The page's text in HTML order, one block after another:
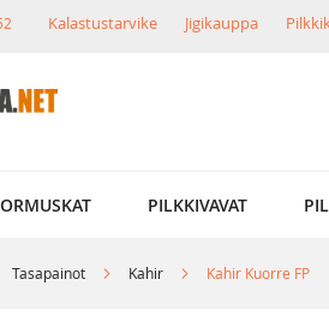
Kalastustarvike Jigikauppa
PILKKIVAVAT
Tasapainot Kahir Kahir Kuorre FP